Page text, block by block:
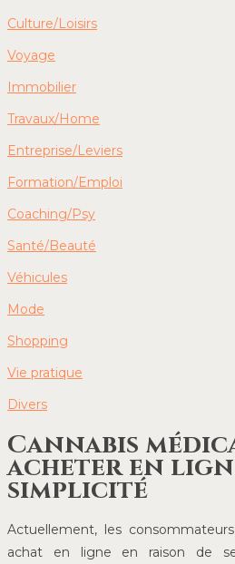
Culture/Loisirs
Voyage
Immobilier
Travaux/Home
Entreprise/Leviers
Formation/Emploi
Coaching/Psy
Santé/Beauté
Véhicules
Mode
Shopping
Vie pratique
Divers
Cannabis
acheter en
simplicité
Actuellement, les
achat en ligne en raison de